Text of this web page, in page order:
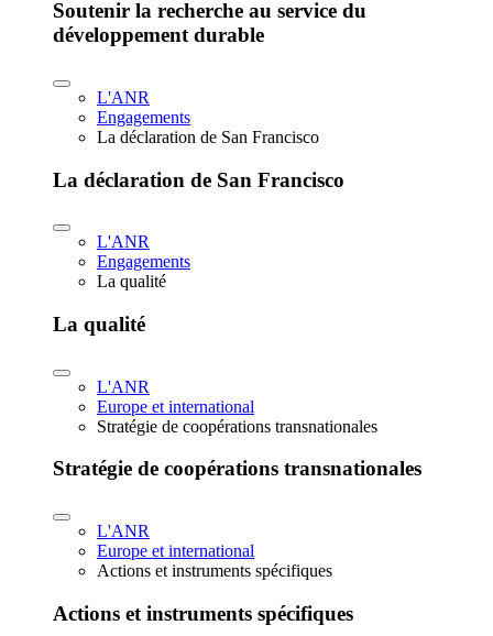
Soutenir la recherche au service du
développement durable
L'ANR
Engagements
La déclaration de San Francisco
La déclaration de San Francisco
L'ANR
Engagements
La qualité
La qualité
L'ANR
Europe et international
Stratégie de coopérations transnationales
Stratégie de coopérations transnationales
L'ANR
Europe et international
Actions et instruments spécifiques
Actions et instruments spécifiques